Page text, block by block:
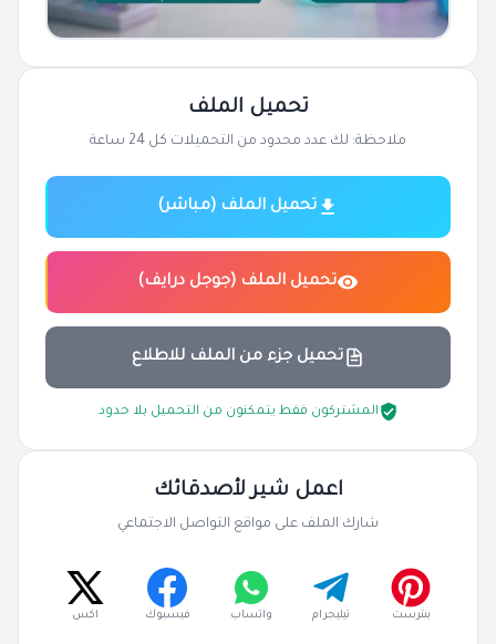
تحميل الملف
ملاحظة: لك عدد محدود من التحميلات كل 24 ساعة
تحميل الملف (مباشر)
تحميل الملف (جوجل درايف)
تحميل جزء من الملف للاطلاع
المشتركون فقط يتمكنون من التحميل بلا حدود
اعمل شير لأصدقائك
شارك الملف على مواقع التواصل الاجتماعي
بنترست تيليجرام واتساب فيسبوك اكس